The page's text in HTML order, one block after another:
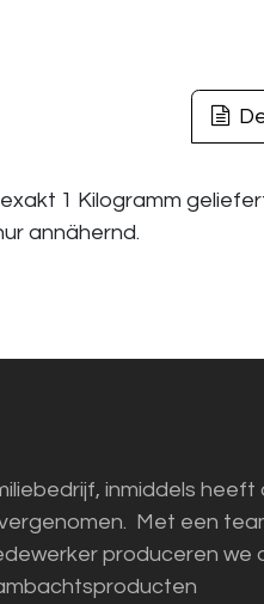
1 Kilogramm
annähernd.
inmiddels heeft
Met een
produceren we